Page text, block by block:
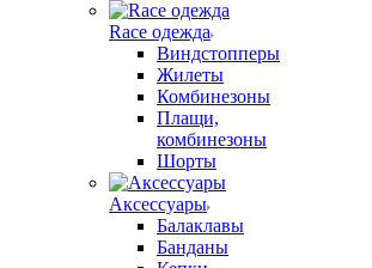
Race одежда
Виндстопперы
Жилеты
Комбинезоны
Плащи,
комбинезоны
Шорты
Аксессуары
Балаклавы
Банданы